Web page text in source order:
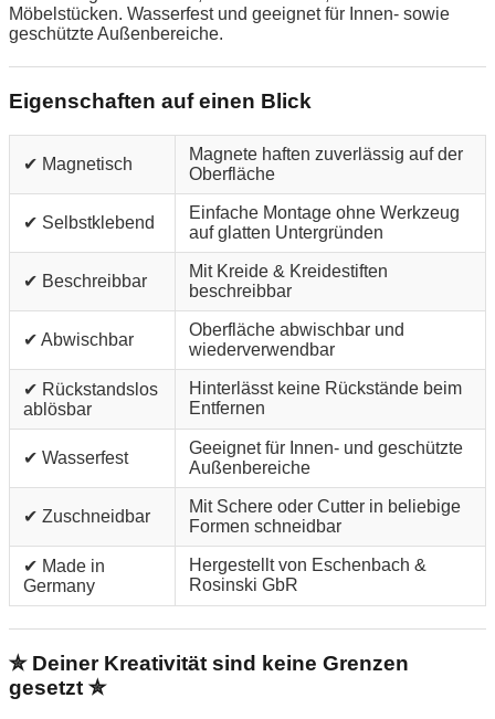
Möbelstücken. Wasserfest und geeignet für Innen- sowie
geschützte Außenbereiche.
Eigenschaften auf einen Blick
✔ Magnetisch
Magnete haften zuverlässig auf der
Oberfläche
✔ Selbstklebend
Einfache Montage ohne Werkzeug
auf glatten Untergründen
✔ Beschreibbar
Mit Kreide & Kreidestiften
beschreibbar
✔ Abwischbar
Oberfläche abwischbar und
wiederverwendbar
✔ Rückstandslos
ablösbar
Hinterlässt keine Rückstände beim
Entfernen
✔ Wasserfest
Geeignet für Innen- und geschützte
Außenbereiche
✔ Zuschneidbar
Mit Schere oder Cutter in beliebige
Formen schneidbar
✔ Made in
Germany
Hergestellt von Eschenbach &
Rosinski GbR
✮ Deiner Kreativität sind keine Grenzen
gesetzt ✮